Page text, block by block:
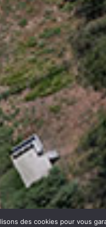
des cookies pour vous